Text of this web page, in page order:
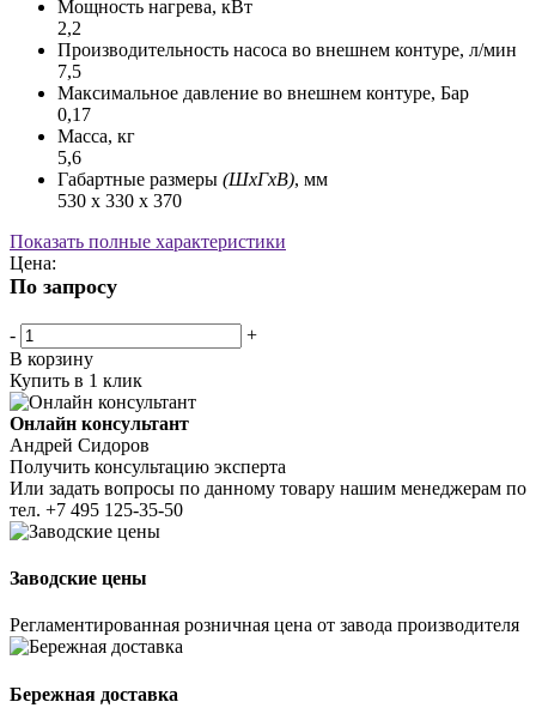
Мощность нагрева, кВт
2,2
Производительность насоса во внешнем контуре, л/мин
7,5
Максимальное давление во внешнем контуре, Бар
0,17
Масса, кг
5,6
Габартные размеры (ШхГхВ), мм
530 х 330 х 370
Показать полные характеристики
Цена:
По запросу
-
+
В корзину
Купить в 1 клик
Онлайн консультант
Андрей Сидоров
Получить консультацию эксперта
Или задать вопросы по данному товару нашим менеджерам по
тел. +7 495 125-35-50
Заводские цены
Регламентированная розничная цена от завода производителя
Бережная доставка